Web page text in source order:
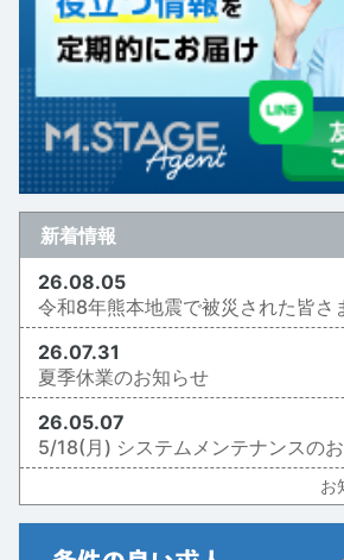
新着情報
26.08.05
令和8年熊本地震で被災された皆さ
26.07.31
夏季休業のお知らせ
26.05.07
5/18(月) システムメンテナンスの
お